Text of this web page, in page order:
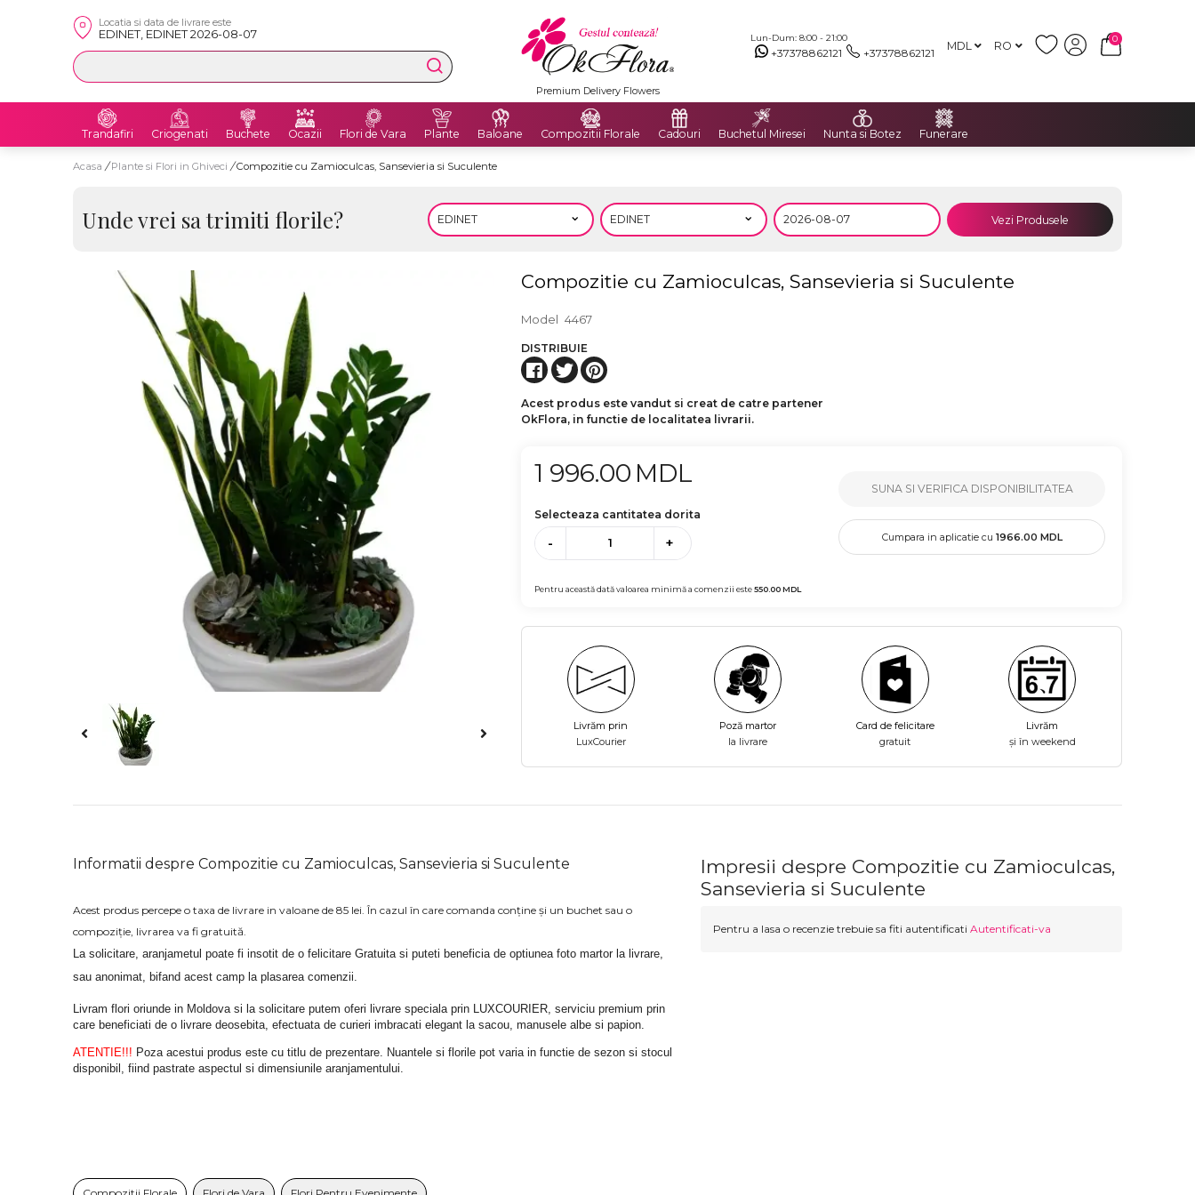
Locatia si data de livrare este
EDINET, EDINET 2026-08-07 Lun-Dum: 8:00 - 21:00
+37378862121 +37378862121 MDL RO
0
Livrăm flori în Moldova și România
Trandafiri Criogenati Buchete Ocazii Flori de Vara Plante Baloane Compozitii Florale Cadouri Buchetul Miresei Nunta si Botez Funerare
Acasa / Plante si Flori in Ghiveci / Compozitie cu Zamioculcas, Sansevieria si Suculente
Unde vrei sa trimiti florile? Vezi Produsele
Compozitie cu Zamioculcas, Sansevieria si Suculente
Model 4467
DISTRIBUIE
Acest produs este vandut si creat de catre partener
OkFlora, in functie de localitatea livrarii.
1 996.00 MDL
Selecteaza cantitatea dorita
- +
Pentru această dată valoarea minimă a comenzii este550.00MDL
SUNA SI VERIFICA DISPONIBILITATEA
Cumpara in aplicatie cu 1966.00 MDL
Livrăm prin
LuxCourier
Poză martor
la livrare
Card de felicitare
gratuit
Livrăm
și în weekend
Informatii despre Compozitie cu Zamioculcas, Sansevieria si Suculente
Acest produs percepe o taxa de livrare in valoane de 85 lei. În cazul în care comanda conține și un buchet sau o
compoziție, livrarea va fi gratuită.
La solicitare, aranjametul poate fi insotit de o felicitare Gratuita si puteti beneficia de optiunea foto martor la livrare,
sau anonimat, bifand acest camp la plasarea comenzii.
Livram flori oriunde in Moldova si la solicitare putem oferi livrare speciala prin LUXCOURIER, serviciu premium prin
care beneficiati de o livrare deosebita, efectuata de curieri imbracati elegant la sacou, manusele albe si papion.
ATENTIE!!! Poza acestui produs este cu titlu de prezentare. Nuantele si florile pot varia in functie de sezon si stocul
disponibil, fiind pastrate aspectul si dimensiunile aranjamentului.
Impresii despre Compozitie cu Zamioculcas,
Sansevieria si Suculente
Pentru a lasa o recenzie trebuie sa fiti autentificati Autentificati-va